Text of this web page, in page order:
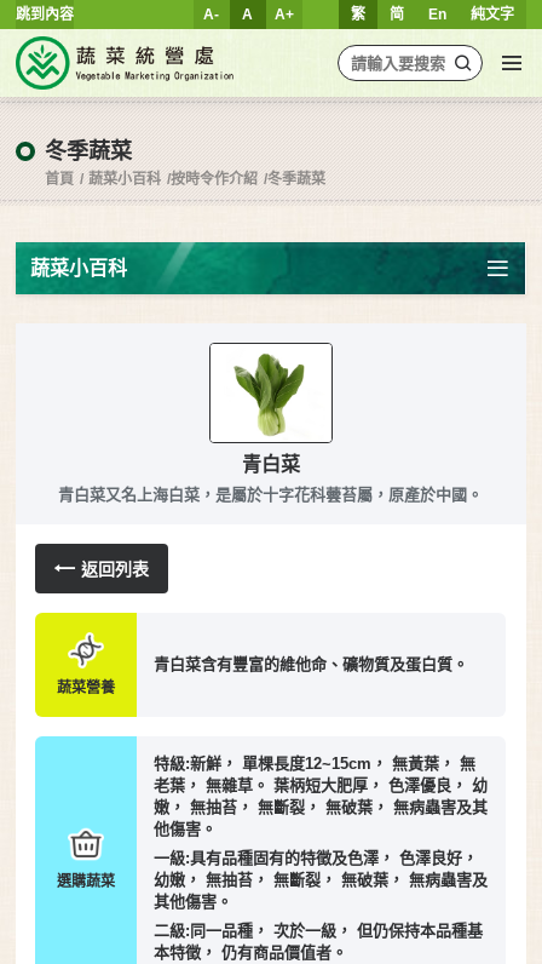
跳到內容 繁 简 En 純文字
A- A A+
冬季蔬菜
首頁 蔬菜小百科 按時令作介紹 冬季蔬菜
蔬菜小百科
青白菜
青白菜又名上海白菜，是屬於十字花科蕓苔屬，原產於中國。
返回列表
蔬菜營養
青白菜含有豐富的維他命、礦物質及蛋白質。
選購蔬菜
特級:新鮮， 單棵長度12~15cm， 無黃葉， 無
老葉， 無雜草。 葉柄短大肥厚， 色澤優良， 幼
嫩， 無抽苔， 無斷裂， 無破葉， 無病蟲害及其
他傷害。
一級:具有品種固有的特徵及色澤， 色澤良好，
幼嫩， 無抽苔， 無斷裂， 無破葉， 無病蟲害及
其他傷害。
二級:同一品種， 次於一級， 但仍保持本品種基
本特徵， 仍有商品價值者。